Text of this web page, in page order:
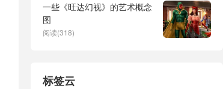
一些《旺达幻视》的艺术概念
图
阅读(318)
标签云